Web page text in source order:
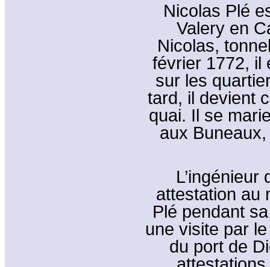
Nicolas Plé
Valery en
Nicolas,
février 1772, il
sur les
tard, il devient
quai. Il se
aux
attestation au
Plé pendant
une visite par
du port de